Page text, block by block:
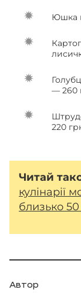
Юшка
— 260
220
Читай
кулінарії
близько 50
Автор